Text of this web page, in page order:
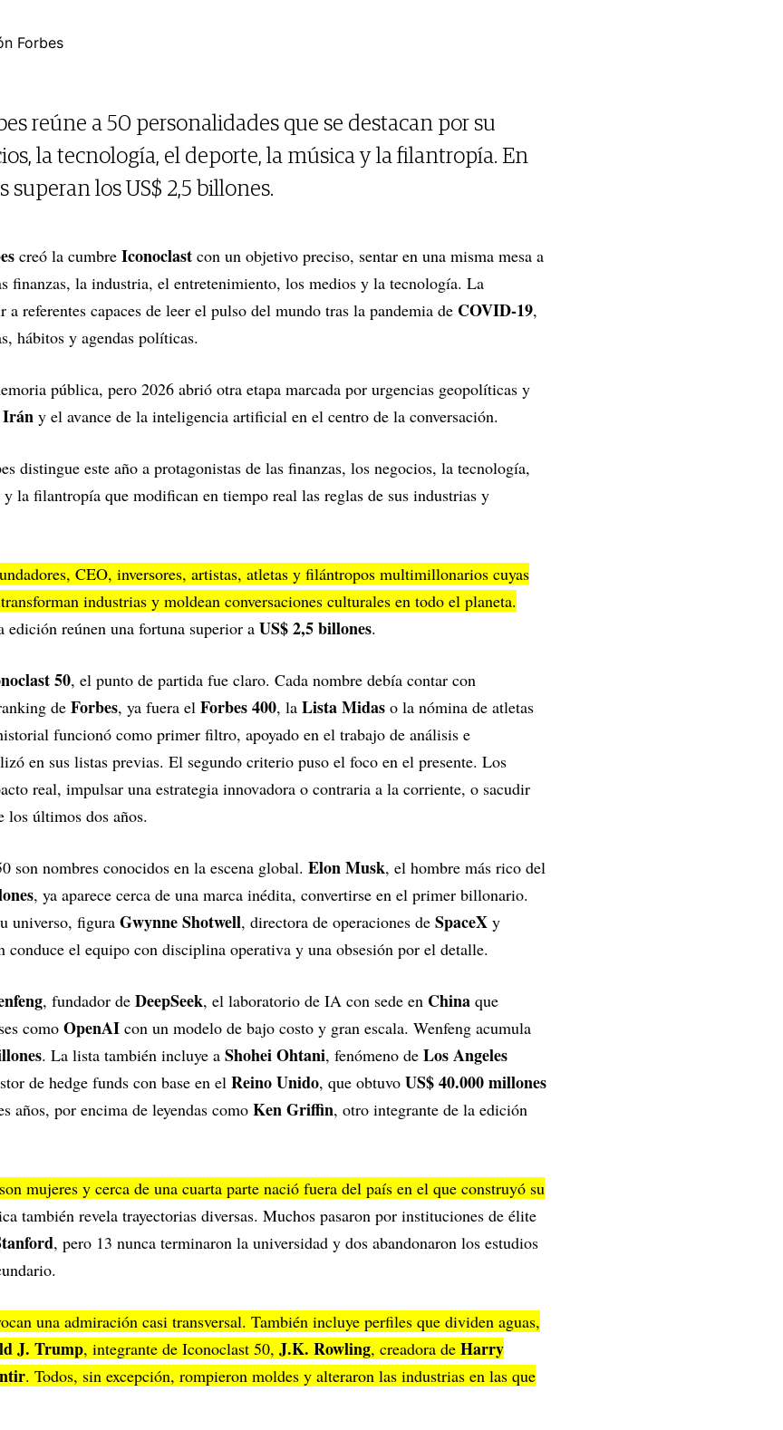
Forbes
reúne a 50 personalidades que se destacan por su
la tecnología, el deporte, la música y la filantropía. En
los US$ 2,5 billones.
creó la cumbre Iconoclast con un objetivo preciso, sentar en una misma mesa a
finanzas, la industria, el entretenimiento, los medios y la tecnología. La
a referentes capaces de leer el pulso del mundo tras la pandemia de COVID-19,
hábitos y agendas políticas.
pública, pero 2026 abrió otra etapa marcada por urgencias geopolíticas y
Irán y el avance de la inteligencia artificial en el centro de la conversación.
distingue este año a protagonistas de las finanzas, los negocios, la tecnología,
la filantropía que modifican en tiempo real las reglas de sus industrias y
CEO, inversores, artistas, atletas y filántropos multimillonarios cuyas
industrias y moldean conversaciones culturales en todo el planeta.
edición reúnen una fortuna superior a US$ 2,5 billones.
50, el punto de partida fue claro. Cada nombre debía contar con
de Forbes, ya fuera el Forbes 400, la Lista Midas o la nómina de atletas
funcionó como primer filtro, apoyado en el trabajo de análisis e
en sus listas previas. El segundo criterio puso el foco en el presente. Los
real, impulsar una estrategia innovadora o contraria a la corriente, o sacudir
los últimos dos años.
son nombres conocidos en la escena global. Elon Musk, el hombre más rico del
, ya aparece cerca de una marca inédita, convertirse en el primer billonario.
universo, figura Gwynne Shotwell, directora de operaciones de SpaceX y
el equipo con disciplina operativa y una obsesión por el detalle.
, fundador de DeepSeek, el laboratorio de IA con sede en China que
como OpenAI con un modelo de bajo costo y gran escala. Wenfeng acumula
. La lista también incluye a Shohei Ohtani, fenómeno de Los Angeles
de hedge funds con base en el Reino Unido, que obtuvo US$ 40.000 millones
años, por encima de leyendas como Ken Griffin, otro integrante de la edición
mujeres y cerca de una cuarta parte nació fuera del país en el que construyó su
también revela trayectorias diversas. Muchos pasaron por instituciones de élite
, pero 13 nunca terminaron la universidad y dos abandonaron los estudios
una admiración casi transversal. También incluye perfiles que dividen aguas,
J. Trump, integrante de Iconoclast 50, J.K. Rowling, creadora de Harry
. Todos, sin excepción, rompieron moldes y alteraron las industrias en las que